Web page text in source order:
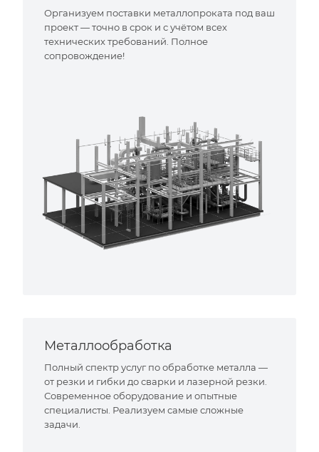
Организуем поставки металлопроката под ваш
проект — точно в срок и с учётом всех
технических требований. Полное
сопровождение!
Металлообработка
Полный спектр услуг по обработке металла —
от резки и гибки до сварки и лазерной резки.
Современное оборудование и опытные
специалисты. Реализуем самые сложные
задачи.